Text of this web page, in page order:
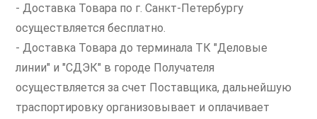
- Доставка Товара по г. Санкт-Петербургу
осуществляется бесплатно.
- Доставка Товара до терминала ТК "Деловые
линии" и "СДЭК" в городе Получателя
осуществляется за счет Поставщика, дальнейшую
траспортировку организовывает и оплачивает